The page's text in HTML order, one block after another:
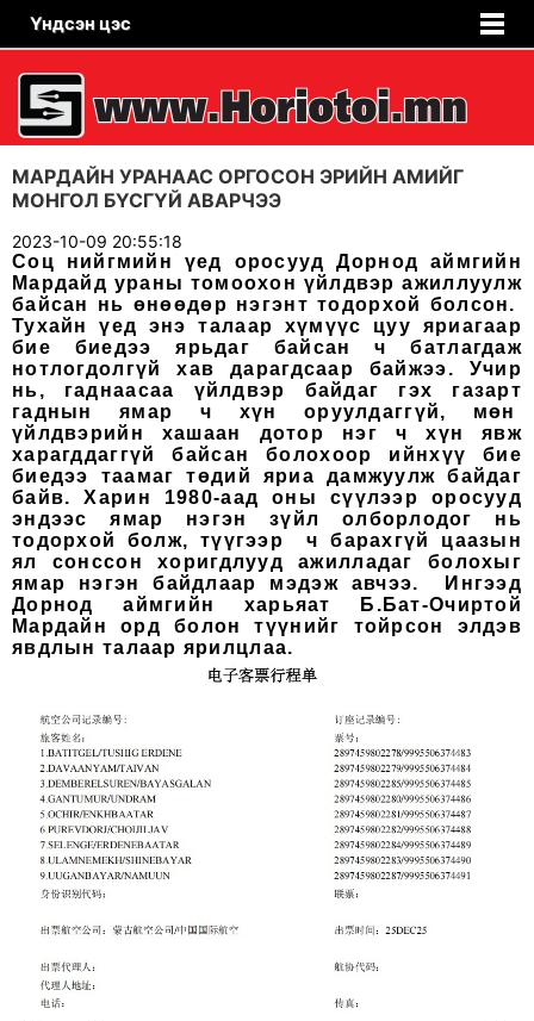
Үндсэн цэс
МАРДАЙН УРАНААС ОРГОСОН ЭРИЙН АМИЙГ
МОНГОЛ БҮСГҮЙ АВАРЧЭЭ
2023-10-09 20:55:18
Соц нийгмийн үед оросууд Дорнод аймгийн
Мардайд ураны томоохон үйлдвэр ажиллуулж
байсан нь өнөөдөр нэгэнт тодорхой болсон.
Тухайн үед энэ талаар хүмүүс цуу яриагаар
бие биедээ ярьдаг байсан ч батлагдаж
нотлогдолгүй хав дарагдсаар байжээ. Учир
нь, гаднаасаа үйлдвэр байдаг гэх газарт
гаднын ямар ч хүн оруулдаггүй, мөн
үйлдвэрийн хашаан дотор нэг ч хүн явж
харагддаггүй байсан болохоор ийнхүү бие
биедээ таамаг төдий яриа дамжуулж байдаг
байв. Харин 1980-аад оны сүүлээр оросууд
эндээс ямар нэгэн зүйл олборлодог нь
тодорхой болж, түүгээр ч барахгүй цаазын
ял сонссон хоригдлууд ажилладаг болохыг
ямар нэгэн байдлаар мэдэж авчээ. Ингээд
Дорнод аймгийн харьяат Б.Бат-Очиртой
Мардайн орд болон түүнийг тойрсон элдэв
явдлын талаар ярилцлаа.